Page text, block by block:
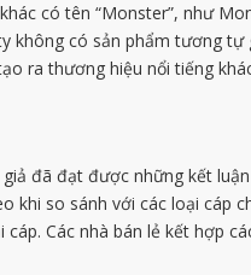
có tên “Monster”, như
có sản phẩm tương
ra thương hiệu nổi tiếng
đã đạt được những kết
so sánh với các loại cáp
Các nhà bán lẻ kết hợp